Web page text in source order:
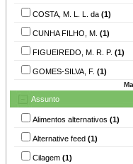
COSTA, M. L. L. da (1)
CUNHA FILHO, M. (1)
FIGUEIREDO, M. R. P. (1)
GOMES-SILVA, F. (1)
Assunto
Alimentos alternativos (1)
Alternative feed (1)
Cilagem (1)